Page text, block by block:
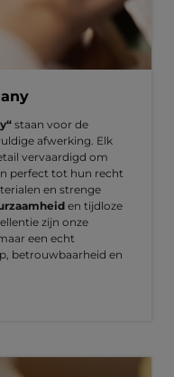
staan voor de
afwerking. Elk
vervaardigd om
perfect tot hun recht
en strenge
en tijdloze
zijn onze
een echt
betrouwbaarheid en